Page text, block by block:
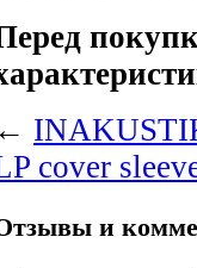
←
cover
и